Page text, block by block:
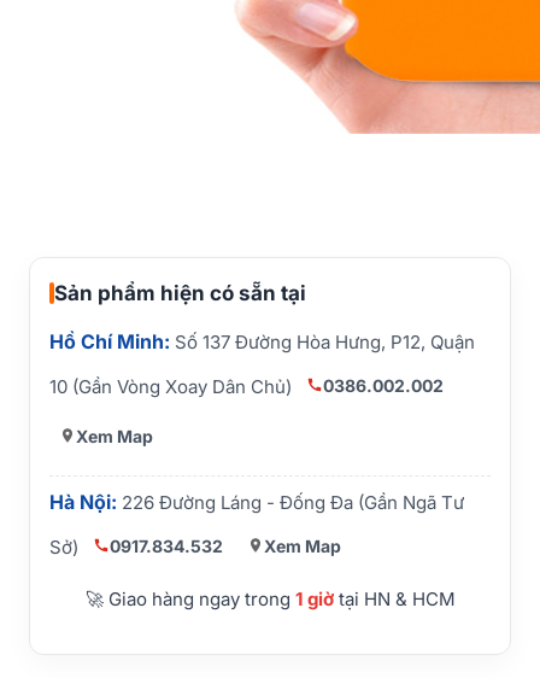
Sản phẩm hiện có sẵn tại
Hồ Chí Minh: Số 137 Đường Hòa Hưng, P12, Quận
10 (Gần Vòng Xoay Dân Chủ)
0386.002.002
Xem Map
Hà Nội: 226 Đường Láng - Đống Đa (Gần Ngã Tư
Sở)
0917.834.532 Xem Map
🚀 Giao hàng ngay trong 1 giờtại HN & HCM